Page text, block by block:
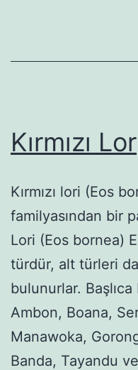
Kırmızı
Kırmızı lori (Eos
familyasından bir
Lori (Eos bornea)
türdür, alt türleri
bulunurlar.
Ambon, Boana,
Manawoka,
Banda, Tayandu ve